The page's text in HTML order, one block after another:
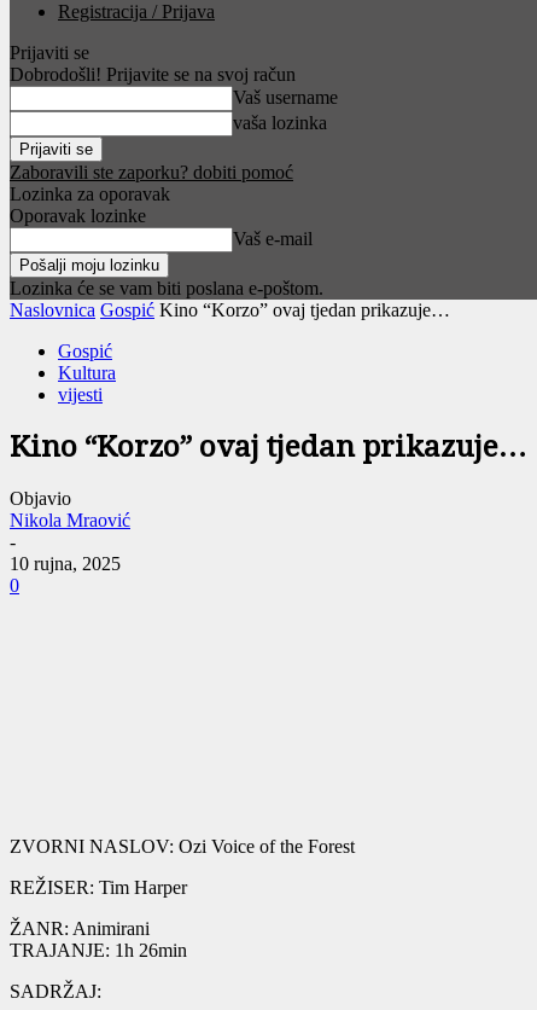
Registracija / Prijava
Prijaviti se
Dobrodošli! Prijavite se na svoj račun
Vaš username
vaša lozinka
Zaboravili ste zaporku? dobiti pomoć
Lozinka za oporavak
Oporavak lozinke
Vaš e-mail
Lozinka će se vam biti poslana e-poštom.
Naslovnica Gospić Kino “Korzo” ovaj tjedan prikazuje…
Gospić
Kultura
vijesti
Kino “Korzo” ovaj tjedan prikazuje…
Objavio
Nikola Mraović
-
10 rujna, 2025
0
ZVORNI NASLOV: Ozi Voice of the Forest
REŽISER: Tim Harper
ŽANR: Animirani
TRAJANJE: 1h 26min
SADRŽAJ: